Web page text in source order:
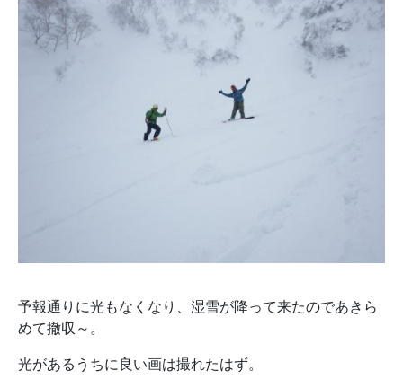
予報通りに光もなくなり、湿雪が降って来たのであきら
めて撤収～。
光があるうちに良い画は撮れたはず。